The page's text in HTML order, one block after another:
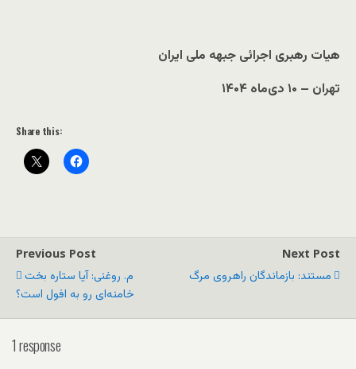
هیات رهبری اجرائی جبهه ملی ایران
تهران –
Share this:
Previous Post
م. روغنی: آیا ستاره بخت
خامنه‌ای رو به افول است؟
Next Post
مستند: بازماندگان راهروی مرگ
1 response